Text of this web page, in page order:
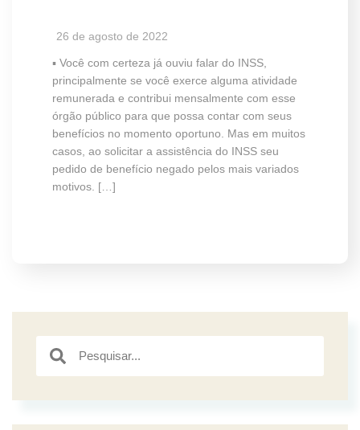
26 de agosto de 2022
▪️ Você com certeza já ouviu falar do INSS,
principalmente se você exerce alguma atividade
remunerada e contribui mensalmente com esse
órgão público para que possa contar com seus
benefícios no momento oportuno. Mas em muitos
casos, ao solicitar a assistência do INSS seu
pedido de benefício negado pelos mais variados
motivos. […]